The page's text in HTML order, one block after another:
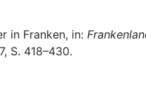
in Franken, in:
S. 418–430.